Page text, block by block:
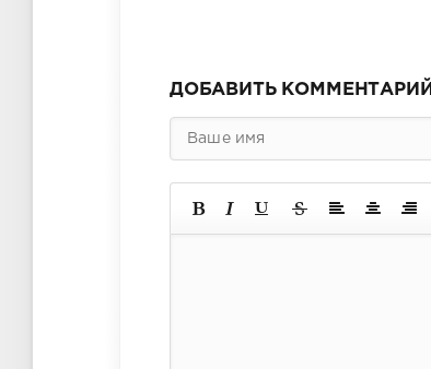
ДОБАВИТЬ КОММЕНТАРИЙ